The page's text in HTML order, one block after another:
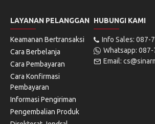
LAYANAN PELANGGAN
Keamanan Bertransaksi
Cara Berbelanja
Cara Pembayaran
Cara Konfirmasi
Pembayaran
Informasi Pengiriman
Pengembalian Produk
HUBUNGI KAMI
Info Sales: 087-
Whatsapp:
Email: